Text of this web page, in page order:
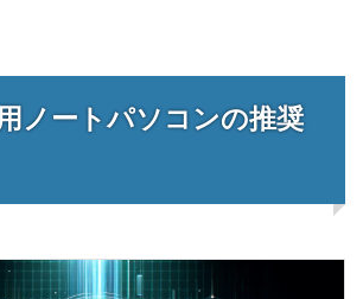
ノートパソコンの推奨